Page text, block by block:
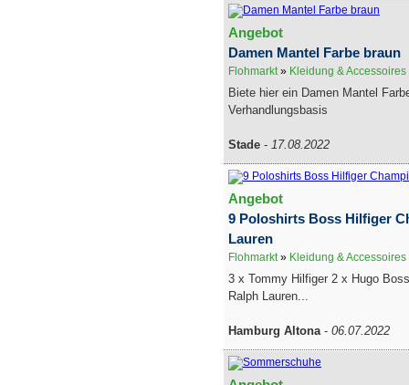
Angebot
Damen Mantel Farbe braun
Flohmarkt» Kleidung & Accessoires
Biete hier ein Damen Mantel
Verhandlungsbasis
Stade - 17.08.2022
Angebot
9 Poloshirts Boss Hilfiger
Lauren
Flohmarkt» Kleidung & Accessoires
3 x Tommy Hilfiger 2 x Hugo
Ralph Lauren...
Hamburg Altona - 06.07.2022